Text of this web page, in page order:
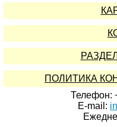
ПОЛИТИКА
Телефон:
E-mail: